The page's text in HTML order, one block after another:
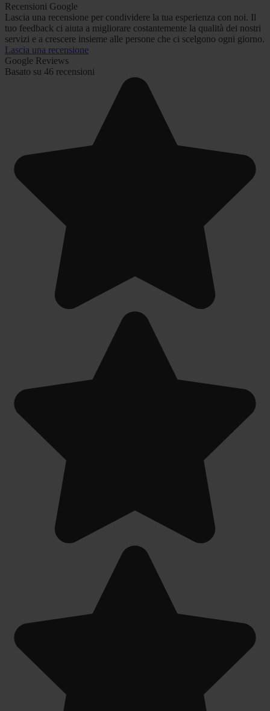
Recensioni Google
Lascia una recensione per condividere la tua esperienza con noi. Il
tuo feedback ci aiuta a migliorare costantemente la qualità dei nostri
servizi e a crescere insieme alle persone che ci scelgono ogni giorno.
Lascia una recensione
Google Reviews
Basato su 46 recensioni